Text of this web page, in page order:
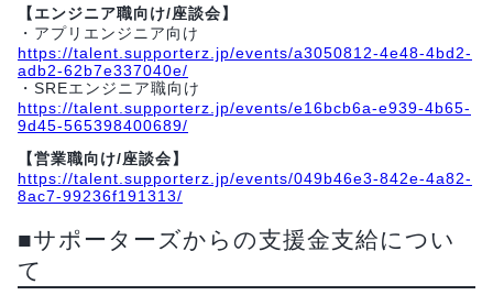
【エンジニア職向け/座談会】
・アプリエンジニア向け
https://talent.supporterz.jp/events/a3050812-4e48-4bd2-
adb2-62b7e337040e/
・SREエンジニア職向け
https://talent.supporterz.jp/events/e16bcb6a-e939-4b65-
9d45-565398400689/
【営業職向け/座談会】
https://talent.supporterz.jp/events/049b46e3-842e-4a82-
8ac7-99236f191313/
■サポーターズからの支援金支給につい
て